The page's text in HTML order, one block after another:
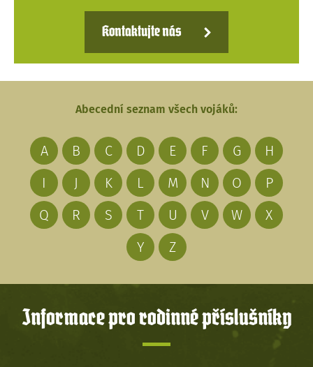
Kontaktujte nás
Abecední seznam všech vojáků:
A B C D E F G
H
I
J K L M N O
P
Q
R S T U V W
X
Y
Z
Informace pro rodinné příslušníky